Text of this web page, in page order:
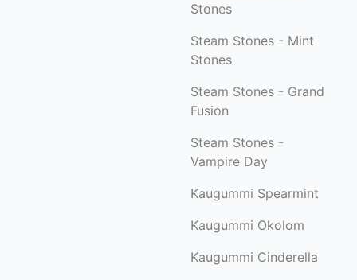
Stones
Steam Stones - Mint
Stones
Steam Stones - Grand
Fusion
Steam Stones -
Vampire Day
Kaugummi Spearmint
Kaugummi Okolom
Kaugummi Cinderella